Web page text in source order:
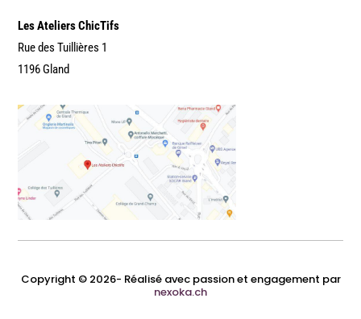
Les Ateliers ChicTifs
Rue des Tuillières 1
1196 Gland
Copyright © 2026- Réalisé avec passion et engagement par
nexoka.ch